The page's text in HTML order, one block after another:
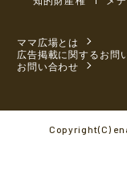
ママ広場とは
広告掲載に関するお問
お問い合わせ
Copyright(C)